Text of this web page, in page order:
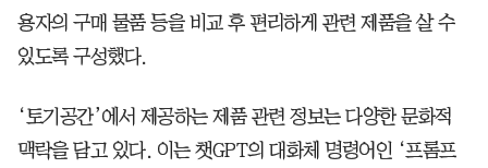
용자의 구매 물품 등을 비교 후 편리하게 관련 제품을 살 수
있도록 구성했다.
‘토기공간’에서 제공하는 제품 관련 정보는 다양한 문화적
맥락을 담고 있다. 이는 챗GPT의 대화체 명령어인 ‘프롬프